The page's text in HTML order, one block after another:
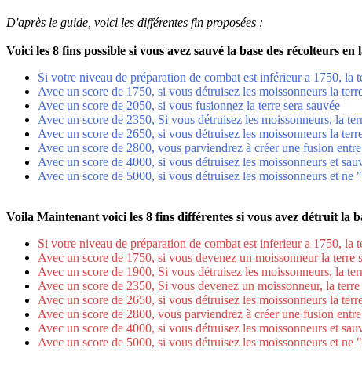
D'après le guide, voici les différentes fin proposées :
Voici les 8 fins possible si vous avez sauvé la base des récolteurs
Si votre niveau de préparation de combat est inférieur a 1750, la
Avec un score de 1750, si vous détruisez les moissonneurs la
Avec un score de 2050, si vous fusionnez la terre sera sauvée
Avec un score de 2350, Si vous détruisez les moissonneurs, la
Avec un score de 2650, si vous détruisez les moissonneurs la
Avec un score de 2800, vous parviendrez à créer une fusion
Avec un score de 4000, si vous détruisez les moissonneurs et
Avec un score de 5000, si vous détruisez les moissonneurs et
Voila Maintenant voici les 8 fins différentes si vous avez détruit la
Si votre niveau de préparation de combat est inferieur a 1750, la
Avec un score de 1750, si vous devenez un moissonneur la terre
Avec un score de 1900, Si vous détruisez les moissonneurs, la
Avec un score de 2350, Si vous devenez un moissonneur, la terre
Avec un score de 2650, si vous détruisez les moissonneurs la
Avec un score de 2800, vous parviendrez à créer une fusion
Avec un score de 4000, si vous détruisez les moissonneurs et
Avec un score de 5000, si vous détruisez les moissonneurs et